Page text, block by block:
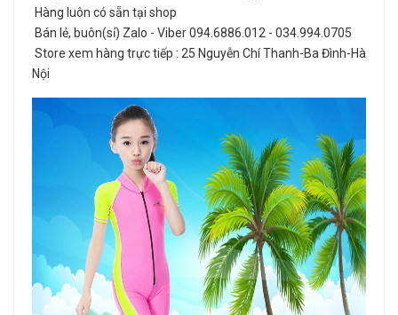
Hàng luôn có sẵn tại shop
Bán lẻ, buôn(sỉ) Zalo - Viber 094.6886.012 - 034.994.0705
Store xem hàng trực tiếp : 25 Nguyễn Chí Thanh-Ba Đình-Hà
Nội